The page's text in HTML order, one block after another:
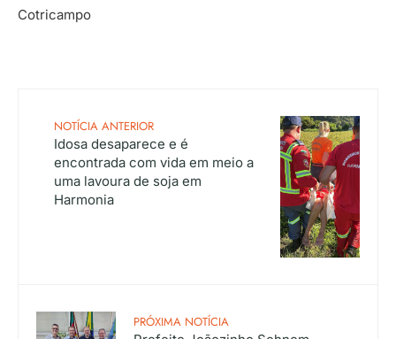
Cotricampo
NOTÍCIA ANTERIOR
Idosa desaparece e é
encontrada com vida em meio a
uma lavoura de soja em
Harmonia
PRÓXIMA NOTÍCIA